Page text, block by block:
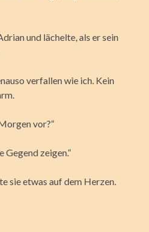
und lächelte, als er sein
verfallen wie ich. Kein
vor?“
Gegend zeigen.“
sie etwas auf dem Herzen.